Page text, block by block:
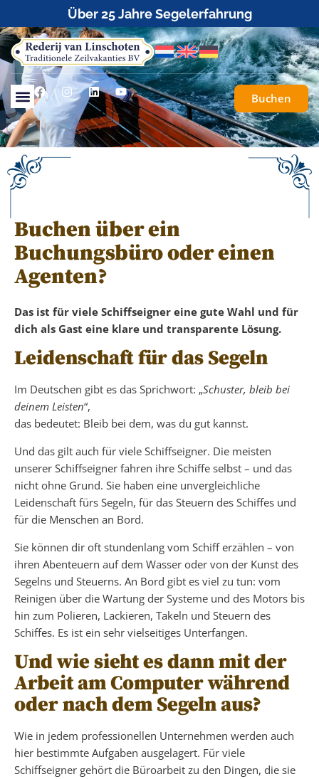
Über 25 Jahre Segelerfahrung
Buchen
Buchen über ein
Buchungsbüro oder einen
Agenten?
Das ist für viele Schiffseigner eine gute Wahl und für
dich als Gast eine klare und transparente Lösung.
Leidenschaft für das Segeln
Im Deutschen gibt es das Sprichwort: „Schuster, bleib bei
deinem Leisten“,
das bedeutet: Bleib bei dem, was du gut kannst.
Und das gilt auch für viele Schiffseigner. Die meisten
unserer Schiffseigner fahren ihre Schiffe selbst – und das
nicht ohne Grund. Sie haben eine unvergleichliche
Leidenschaft fürs Segeln, für das Steuern des Schiffes und
für die Menschen an Bord.
Sie können dir oft stundenlang vom Schiff erzählen – von
ihren Abenteuern auf dem Wasser oder von der Kunst des
Segelns und Steuerns. An Bord gibt es viel zu tun: vom
Reinigen über die Wartung der Systeme und des Motors bis
hin zum Polieren, Lackieren, Takeln und Steuern des
Schiffes. Es ist ein sehr vielseitiges Unterfangen.
Und wie sieht es dann mit der
Arbeit am Computer während
oder nach dem Segeln aus?
Wie in jedem professionellen Unternehmen werden auch
hier bestimmte Aufgaben ausgelagert. Für viele
Schiffseigner gehört die Büroarbeit zu den Dingen, die sie